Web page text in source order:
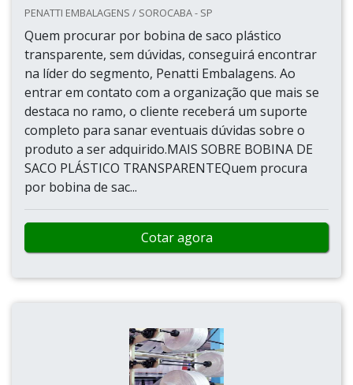
PENATTI EMBALAGENS / SOROCABA - SP
Quem procurar por bobina de saco plástico
transparente, sem dúvidas, conseguirá encontrar
na líder do segmento, Penatti Embalagens. Ao
entrar em contato com a organização que mais se
destaca no ramo, o cliente receberá um suporte
completo para sanar eventuais dúvidas sobre o
produto a ser adquirido.MAIS SOBRE BOBINA DE
SACO PLÁSTICO TRANSPARENTEQuem procura
por bobina de sac...
Cotar agora